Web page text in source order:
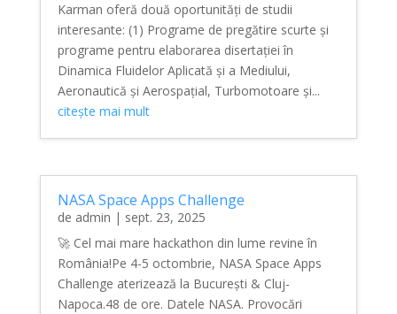
Karman oferă două oportunități de studii
interesante: (1) Programe de pregătire scurte și
programe pentru elaborarea disertației în
Dinamica Fluidelor Aplicată și a Mediului,
Aeronautică și Aerospațial, Turbomotoare și...
citește mai mult
NASA Space Apps Challenge
de admin | sept. 23, 2025
🚀 Cel mai mare hackathon din lume revine în
România!Pe 4-5 octombrie, NASA Space Apps
Challenge aterizează la București & Cluj-
Napoca.48 de ore. Datele NASA. Provocări